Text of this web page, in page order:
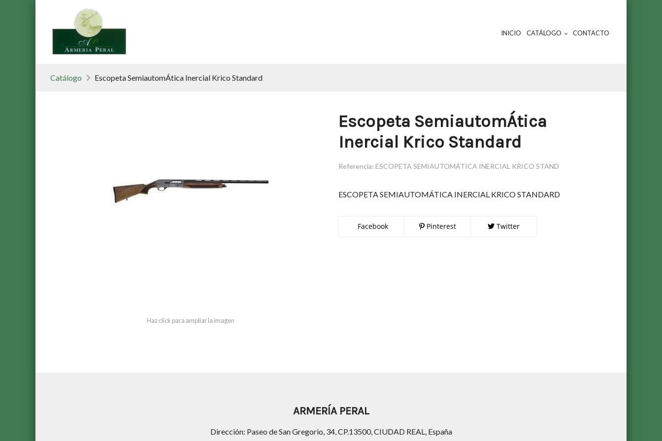
INICIO CATÁLOGO CONTACTO
Catálogo Escopeta SemiautomÁtica Inercial Krico Standard
Haz click para ampliar la imagen
Escopeta SemiautomÁtica
Inercial Krico Standard
Referencia: ESCOPETA SEMIAUTOMÁTICA INERCIAL KRICO STAND
ESCOPETA SEMIAUTOMÁTICA INERCIAL KRICO STANDARD
Facebook Pinterest Twitter
ARMERÍA PERAL
Dirección: Paseo de San Gregorio, 34, CP.13500, CIUDAD REAL, España